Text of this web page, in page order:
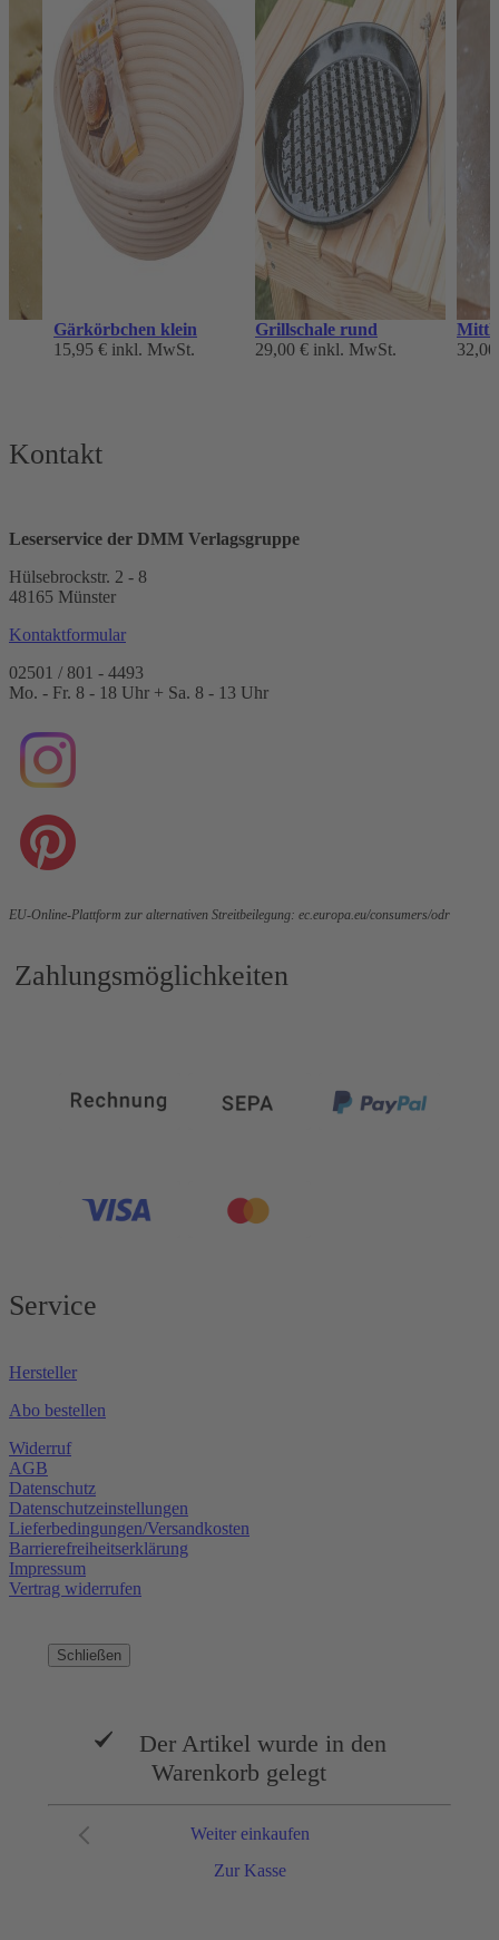
Gärkörbchen klein
15,95 € inkl. MwSt.
Grillschale rund
29,00 € inkl. MwSt.
Kontakt
Leserservice der DMM Verlagsgruppe
Hülsebrockstr. 2 - 8
48165 Münster
Kontaktformular
02501 / 801 - 4493
Mo. - Fr. 8 - 18 Uhr + Sa. 8 - 13 Uhr
EU-Online-Plattform zur alternativen Streitbeilegung: ec.europa.eu/consumers/odr
Zahlungsmöglichkeiten
Service
Hersteller
Abo bestellen
Widerruf
AGB
Datenschutz
Datenschutzeinstellungen
Lieferbedingungen/Versandkosten
Barrierefreiheitserklärung
Impressum
Vertrag widerrufen
Schließen
Der Artikel wurde in den
Warenkorb gelegt
Zur Kasse
Weiter einkaufen